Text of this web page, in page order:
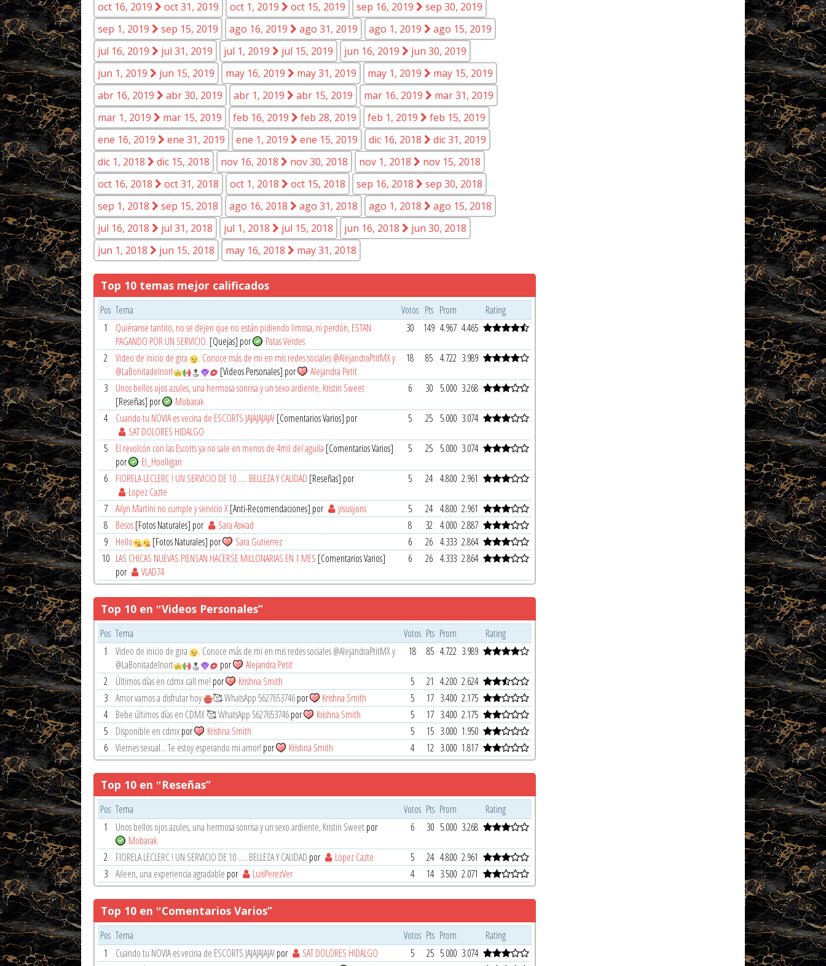
oct 16, 2019
oct 31, 2019 oct 1, 2019 oct 15, 2019 sep 16, 2019
sep 30, 2019
sep 1, 2019
sep 15, 2019 ago 16, 2019 ago 31, 2019 ago 1, 2019
ago 15, 2019
jul 16, 2019
jul 31, 2019 jul 1, 2019 jul 15, 2019 jun 16, 2019
jun 30, 2019
jun 1, 2019
jun 15, 2019 may 16, 2019 may 31, 2019 may 1, 2019
may 15, 2019
abr 16, 2019
abr 30, 2019 abr 1, 2019 abr 15, 2019 mar 16, 2019
mar 31, 2019
mar 1, 2019
mar 15, 2019 feb 16, 2019 feb 28, 2019 feb 1, 2019
feb 15, 2019
ene 16, 2019
ene 31, 2019 ene 1, 2019 ene 15, 2019 dic 16, 2018
dic 31, 2019
dic 1, 2018
dic 15, 2018 nov 16, 2018 nov 30, 2018 nov 1, 2018
nov 15, 2018
oct 16, 2018
oct 31, 2018 oct 1, 2018 oct 15, 2018 sep 16, 2018
sep 30, 2018
sep 1, 2018
sep 15, 2018 ago 16, 2018 ago 31, 2018 ago 1, 2018
ago 15, 2018
jul 16, 2018
jul 31, 2018 jul 1, 2018 jul 15, 2018 jun 16, 2018
jun 30, 2018
jun 1, 2018
jun 15, 2018 may 16, 2018 may 31, 2018
Top 10 temas mejor calificados
Pos Tema Votos Pts Prom
Rating
1
Quiéranse tantito, no se dejen que no están pidiendo limosa, ni perdón, ESTAN
PAGANDO POR UN SERVICIO. [Quejas] por Patas Verdes
30 149 4.967 4.465
2 Video de inicio de gira
. Conoce más de mi en mis redes sociales @AlejandraPtitMX y
@LaBonitadelnort
[Videos Personales] por Alejandra Petit
18 85 4.722 3.989
3
Unos bellos ojos azules, una hermosa sonrisa y un sexo ardiente, Kristin Sweet
[Reseñas] por
Mobarak
6 30 5.000 3.268
4 Cuando tu NOVIA es vecina de ESCORTS JAJAJAJAJA! [Comentarios Varios] por
SAT DOLORES HIDALGO
5 25 5.000 3.074
5 El revolcón con las Escorts ya no sale en menos de 4mil del aguila [Comentarios Varios]
por
El_Hoolligan
5 25 5.000 3.074
6 FIORELA LECLERC ! UN SERVICIO DE 10 ..... BELLEZA Y CALIDAD [Reseñas] por
Lopez Cazte
5 24 4.800 2.961
7 Ailyn Martini no cumple y servicio X[Anti-Recomendaciones] por yisusyons 5 24 4.800 2.961
8
Besos[Fotos Naturales] por Sara Aswad 8 32 4.000 2.887
9
Hello [Fotos Naturales] por Sara Gutierrez 6 26 4.333 2.864
10 LAS CHICAS NUEVAS PIENSAN HACERSE MILLONARIAS EN 1 MES [Comentarios Varios]
por
VLAD74
6 26 4.333 2.864
Top 10 en ‟Videos Personales”
Pos Tema Votos Pts Prom
Rating
1
Video de inicio de gira
. Conoce más de mi en mis redes sociales @AlejandraPtitMX y
@LaBonitadelnort
por Alejandra Petit
18 85 4.722 3.989
2 Últimos días en cdmx call me! por Krishna Smith 5 21 4.200 2.624
3
Amor vamos a disfrutar hoy 🥰 WhatsApp 5627653746por Krishna Smith 5 17 3.400 2.175
4
Bebe últimos días en CDMX 🥰 WhatsApp 5627653746por Krishna Smith 5 17 3.400 2.175
5
Disponible en cdmxpor Krishna Smith 5 15 3.000 1.950
6
Viernes sexual... Te estoy esperando mi amor! por Krishna Smith 4 12 3.000 1.817
Top 10 en ‟Reseñas”
Pos Tema Votos Pts Prom
Rating
1
Unos bellos ojos azules, una hermosa sonrisa y un sexo ardiente, Kristin Sweetpor
Mobarak
6 30 5.000 3.268
2 FIORELA LECLERC ! UN SERVICIO DE 10 ..... BELLEZA Y CALIDAD por Lopez Cazte 5 24 4.800 2.961
3
Aileen, una experiencia agradable por LuisPerezVer 4 14 3.500 2.071
Top 10 en ‟Comentarios Varios”
Pos Tema Votos Pts Prom
Rating
1
Cuando tu NOVIA es vecina de ESCORTS JAJAJAJAJA! por SAT DOLORES HIDALGO 5 25 5.000 3.074